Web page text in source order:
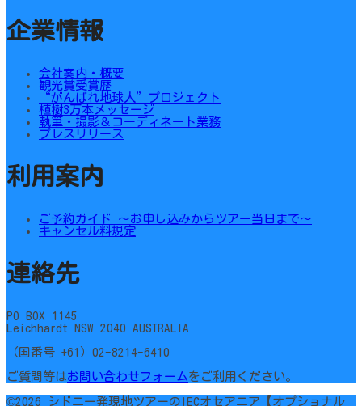
企業情報
会社案内・概要
観光賞受賞歴
“がんばれ地球人”プロジェクト
植樹3万本メッセージ
執筆・撮影＆コーディネート業務
プレスリリース
利用案内
ご予約ガイド ～お申し込みからツアー当日まで～
キャンセル料規定
連絡先
PO BOX 1145
Leichhardt NSW 2040 AUSTRALIA
（国番号 +61）02-8214-6410
ご質問等はお問い合わせフォームをご利用ください。
©2026 シドニー発現地ツアーのIECオセアニア【オプショナル